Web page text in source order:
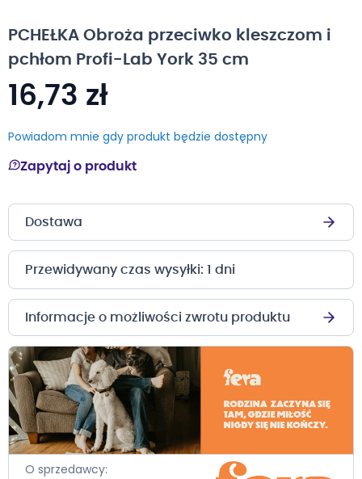
galerii
PCHEŁKA Obroża przeciwko kleszczom i
pchłom Profi-Lab York 35 cm
16,73 zł
Powiadom mnie gdy produkt będzie dostępny
Zapytaj o produkt
Dostawa
Przewidywany czas wysyłki: 1 dni
Informacje o możliwości zwrotu produktu
O sprzedawcy